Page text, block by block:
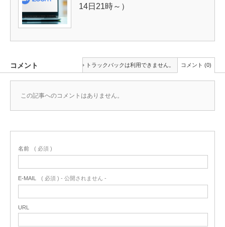
14日21時～）
コメント トラックバックは利用できません。 コメント (0)
この記事へのコメントはありません。
名前 ( 必須 )
E-MAIL ( 必須 ) - 公開されません -
URL